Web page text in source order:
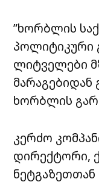
”ხორბლის
პოლიტიკური
ლიტველები
მარაგებიდან
ხორბლის
კერძო
დირექტორი,
ნეტგაზეთთან